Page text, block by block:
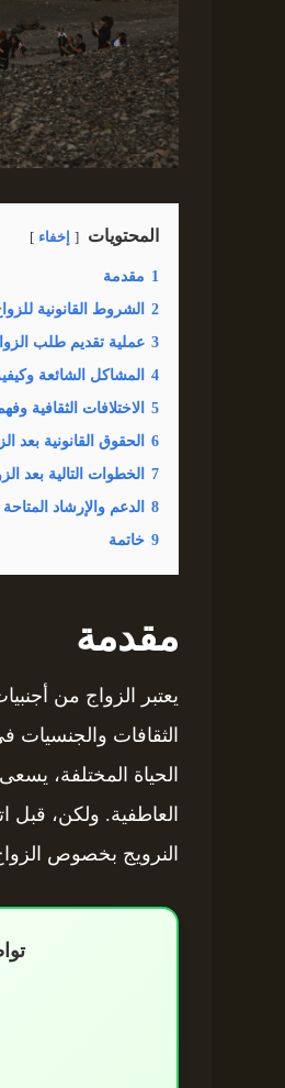
المحتويات إخفاء
1 مقدمة
2
الشروط القانونية
3 عملية تقديم طلب
4
المشاكل الشائعة
5
الاختلافات الثقافية
6
الحقوق القانونية بعد
7
الخطوات التالية بعد
8
الدعم والإرشاد المتاحة
9 خاتمة
مقدمة
يعتبر الزواج من
الثقافات والجنسيات
الحياة المختلفة،
العاطفية. ولكن، قبل
النرويج بخصوص